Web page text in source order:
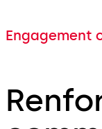
Engagement